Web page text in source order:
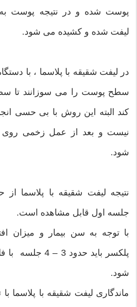
پوست شده و در نتیجه پوست
لیفت شده و کشیده می شود.
در لیفت شقیقه با پلاسما ، با
سطح پوست را می سوزانند تا
کند البته این روش با بی حسی
نیست و بعد از عمل زخمی
شود.
نتیجه لیفت شقیقه با پلاسما از
جلسه اول قابل مشاهده است.
با توجه به سن بیمار و میزان
شود.
ماندگاری لیفت شقیقه با پلاسما